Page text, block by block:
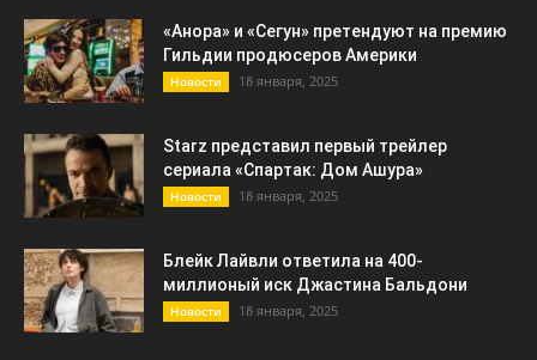
«Анора» и «Сегун» претендуют на премию
Гильдии продюсеров Америки
Новости 18 января, 2025
Starz представил первый трейлер
сериала «Спартак: Дом Ашура»
Новости 18 января, 2025
Блейк Лайвли ответила на 400-
миллионый иск Джастина Бальдони
Новости 18 января, 2025